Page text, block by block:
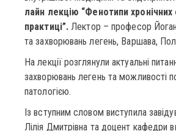
лайн лекцію “Фенотипи
практиці”.Лектор – професор
та захворювань легень, Варшава,
На лекції розглянули актуальні
захворювань легень та можливості
патологією.
Із вступним словом виступила
Лілія Дмитрівна та доцент кафедри